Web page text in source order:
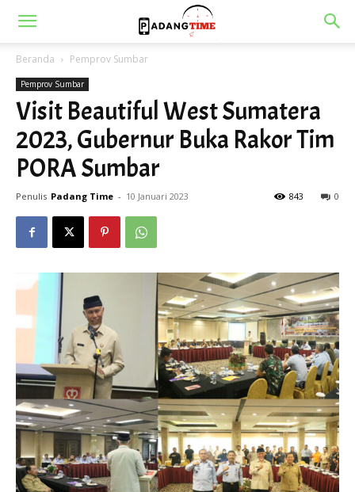
Beranda Pemprov Sumbar
Pemprov Sumbar
Visit Beautiful West Sumatera
2023, Gubernur Buka Rakor Tim
PORA Sumbar
Penulis Padang Time - 10 Januari 2023 0
843